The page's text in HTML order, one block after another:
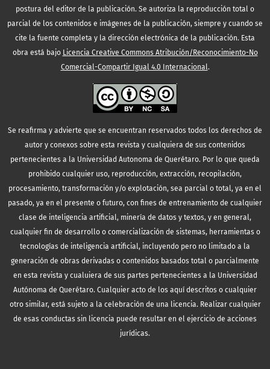
postura del editor de la publicación. Se autoriza la reproducción total o
parcial de los contenidos e imágenes de la publicación, siempre y cuando se
cite la fuente completa y la dirección electrónica de la publicación. Esta
obra está bajo Licencia Creative Commons Atribución/Reconocimiento-No
Comercial-Compartir Igual 4.0 Internacional.
Se reafirma y advierte que se encuentran reservados todos los derechos de
autor y conexos sobre esta revista y cualquiera de sus contenidos
pertenecientes a la Universidad Autonoma de Querétaro. Por lo que queda
prohibido cualquier uso, reproducción, extracción, recopilación,
procesamiento, transformación y/o explotación, sea parcial o total, ya en el
pasado, ya en el presente o futuro, con fines de entrenamiento de cualquier
clase de inteligencia artificial, minería de datos y textos, y en general,
cualquier fin de desarrollo o comercialización de sistemas, herramientas o
tecnologías de inteligencia artificial, incluyendo pero no limitado a la
generación de obras derivadas o contenidos basados total o parcialmente
en esta revista y cualuiera de sus partes pertenecientes a la Universidad
Autónoma de Querétaro. Cualquier acto de los aquí descritos o cualquier
otro similar, está sujeto a la celebración de una licencia. Realizar cualquier
de esas conductas sin licencia puede resultar en el ejercicio de acciones
jurídicas.